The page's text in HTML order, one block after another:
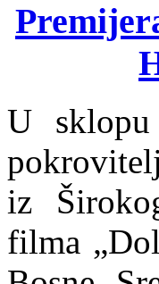
U sklopu
iz
filma